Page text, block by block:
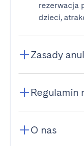
rezerwacja
dzieci,
Zasady
Regulamin
O nas